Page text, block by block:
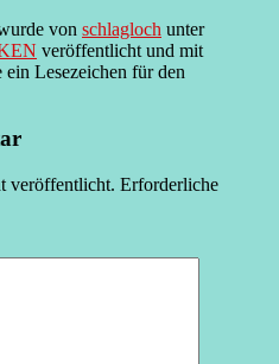
von schlagloch unter
veröffentlicht und mit
Lesezeichen für den
veröffentlicht. Erforderliche